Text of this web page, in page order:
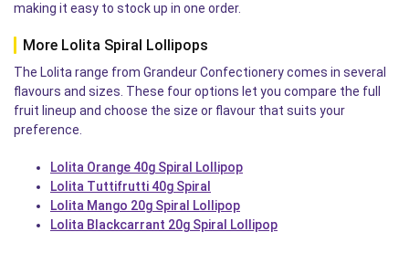
making it easy to stock up in one order.
More Lolita Spiral Lollipops
The Lolita range from Grandeur Confectionery comes in several
flavours and sizes. These four options let you compare the full
fruit lineup and choose the size or flavour that suits your
preference.
Lolita Orange 40g Spiral Lollipop
Lolita Tuttifrutti 40g Spiral
Lolita Mango 20g Spiral Lollipop
Lolita Blackcarrant 20g Spiral Lollipop